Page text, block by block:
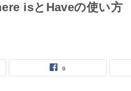
isとHaveの使い方
0